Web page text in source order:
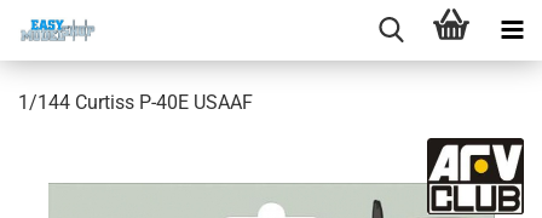
1/144 Curtiss P-40E USAAF